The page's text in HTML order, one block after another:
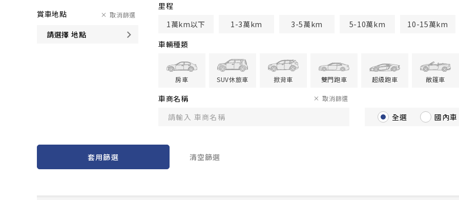
賞車地點
請選擇 地點
取消篩選
里程
1萬km以下
1-3萬km 3-5萬km 5-10萬km
10-15萬km
車輛種類
房車 SUV休旅車 掀背車 雙門跑車 超級跑車 敞篷車
車商名稱 取消篩選
全選 國內車
套用篩選 清空篩選